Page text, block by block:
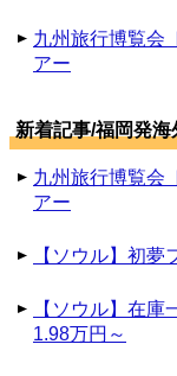
九州旅行博覧会
アー
新着記事/福岡発
九州旅行博覧会
アー
【ソウル】初
【ソウル】在
1.98万円～